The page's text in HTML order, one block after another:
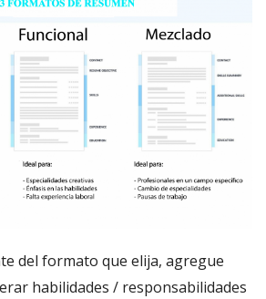
del formato que elija, agregue
habilidades / responsabilidades